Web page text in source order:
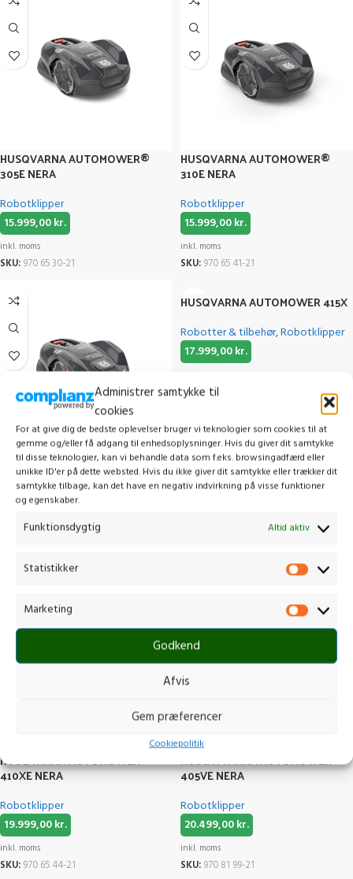
Administrer samtykke til
cookies
For at give dig de bedste oplevelser bruger vi teknologier som cookies til at
gemme og/eller få adgang til enhedsoplysninger. Hvis du giver dit samtykke
til disse teknologier, kan vi behandle data som f.eks. browsingadfærd eller
unikke ID'er på dette websted. Hvis du ikke giver dit samtykke eller trækker dit
samtykke tilbage, kan det have en negativ indvirkning på visse funktioner
og egenskaber.
Funktionsdygtig Altid aktiv
Statistikker
Marketing
Godkend
Afvis
Gem præferencer
Cookiepolitik
HUSQVARNA AUTOMOWER®
305E NERA
Robotklipper
15.999,00kr.
inkl. moms
SKU: 970 65 30-21
HUSQVARNA AUTOMOWER®
310E NERA
Robotklipper
15.999,00kr.
inkl. moms
SKU: 970 65 41-21
HUSQVARNA AUTOMOWER®
405XE NERA
Robotklipper
16.999,00kr.
970 65 43-21
HUSQVARNA AUTOMOWER 415X
Robotter & tilbehør,Robotklipper
17.999,00kr.
inkl. moms
SKU:970 47 17-21
HUSQVARNA AUTOMOWER®
410XE NERA
Robotklipper
19.999,00kr.
inkl. moms
SKU: 970 65 44-21
HUSQWVARNA AUTOMOWER ®
405VE NERA
Robotklipper
20.499,00kr.
inkl. moms
SKU: 970 81 99-21